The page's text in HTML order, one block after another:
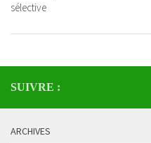
sélective
SUIVRE :
ARCHIVES